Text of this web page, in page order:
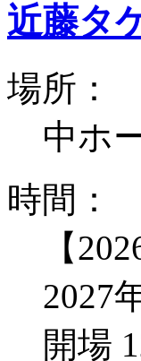
近藤タ
場所：
中ホ
時間：
【
2027
開場